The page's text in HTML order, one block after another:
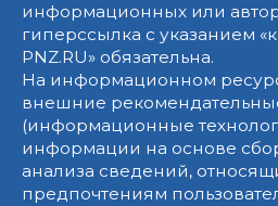
информационных или
гиперссылка с указанием
PNZ.RU» обязательна.
На информационном
внешние
(информационные
информации на основе
анализа сведений,
предпочтениям